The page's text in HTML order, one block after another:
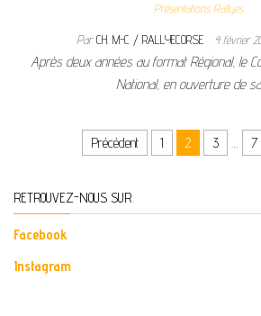
Présentations Rallyes
ParCH. M-C / RALLYECORSE 4 février
Après deux années au format Régional, le
National, en ouverture de
Pagination des
Précédent 1 2 3 … 7
RETROUVEZ-NOUS SUR
Facebook
Instagram